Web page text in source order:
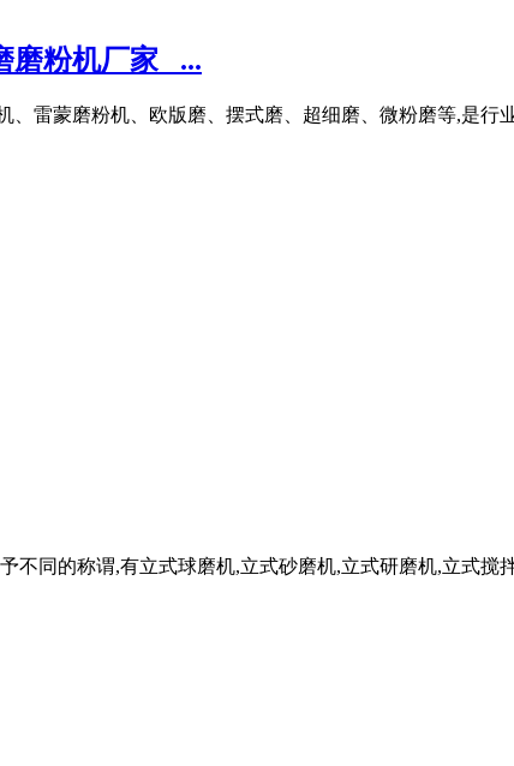
磨粉机厂家_ ...
雷蒙磨粉机、欧版磨、摆式磨、超细磨、微粉磨等,是行
不同的称谓,有立式球磨机,立式砂磨机,立式研磨机,立式搅